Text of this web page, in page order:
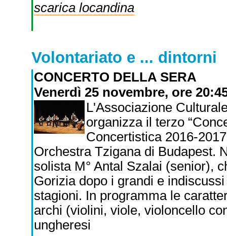
scarica locandina
Volontariato e ... dintorni
CONCERTO DELLA SERA
Venerdì 25 novembre, ore
L'Associazione
organizza il terzo
Concertistica 2016-
Orchestra Tzigana di Budapest.
solista M° Antal Szalai (senior),
Gorizia dopo i grandi e
stagioni. In programma le
archi (violini, viole, violoncello
ungheresi